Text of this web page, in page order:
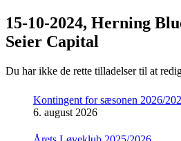
15-10-2024, Herning
Seier Capital
Du har ikke de rette tilladelser til at
Kontingent for sæsonen 2026/
6. august 2026